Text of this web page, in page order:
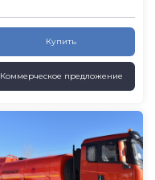
Купить
Коммерческое предложение